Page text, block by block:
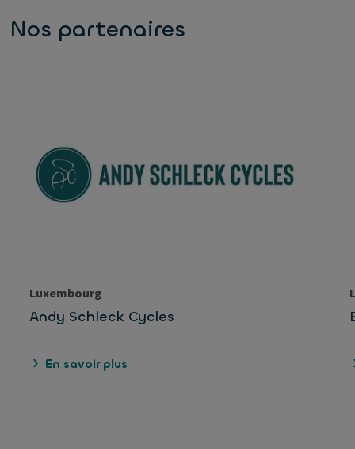
Nos partenaires
Luxembourg
Andy Schleck Cycles
En savoir plus